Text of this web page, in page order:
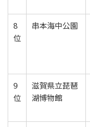
8
位
串本海中公園
9
位
滋賀県立琵琶
湖博物館